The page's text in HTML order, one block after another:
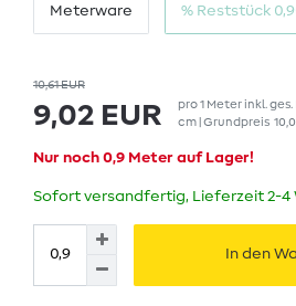
Meterware % Reststück
10,61 EUR
9,02 EUR pro1 Meterinkl. ges.
cm | Grundpreis
Nur noch 0,9 Meter auf Lager!
Sofort versandfertig, Lieferzeit 2-4
In den